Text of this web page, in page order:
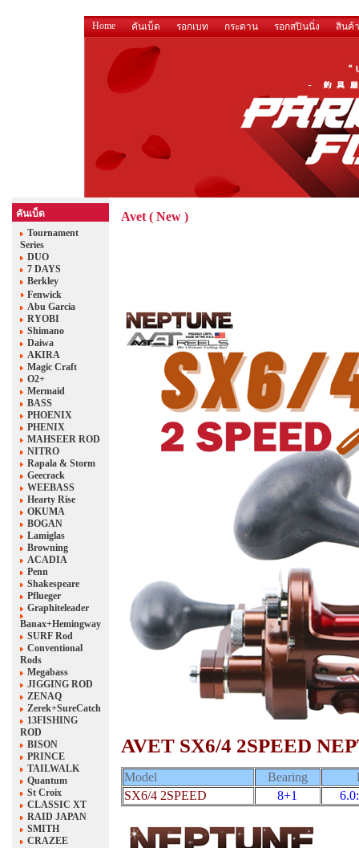
Home คันเบ็ด รอกเบท กระดาน รอกสปินนิ่ง สินค้า
คันเบ็ด
Tournament
Series
DUO
7 DAYS
Berkley
Fenwick
Abu Garcia
RYOBI
Shimano
Daiwa
AKIRA
Magic Craft
O2+
Mermaid
BASS
PHOENIX
PHENIX
MAHSEER ROD
NITRO
Rapala & Storm
Geecrack
WEEBASS
Hearty Rise
OKUMA
BOGAN
Lamiglas
Browning
ACADIA
Penn
Shakespeare
Pflueger
Graphiteleader
Banax+Hemingway
SURF Rod
Conventional
Rods
Megabass
JIGGING ROD
ZENAQ
Zerek+SureCatch
13FISHING
ROD
BISON
PRINCE
TAILWALK
Quantum
St Croix
CLASSIC XT
RAID JAPAN
SMITH
CRAZEE
Avet ( New )
AVETSX6/4 2SPEED
Model Bearing
SX6/4 2SPEED
8+1